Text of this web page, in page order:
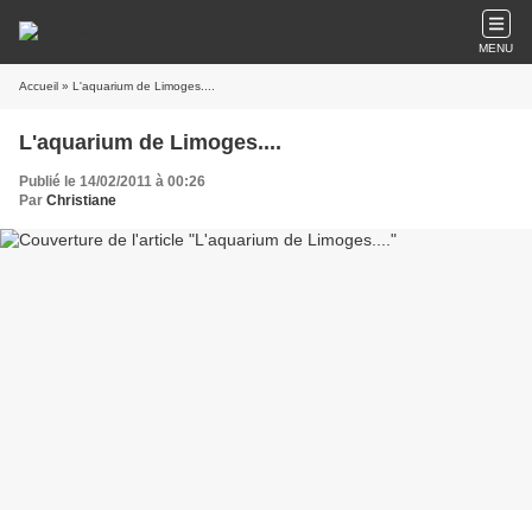
MENU
Accueil » L'aquarium de Limoges....
L'aquarium de Limoges....
Publié le 14/02/2011 à 00:26
Par Christiane